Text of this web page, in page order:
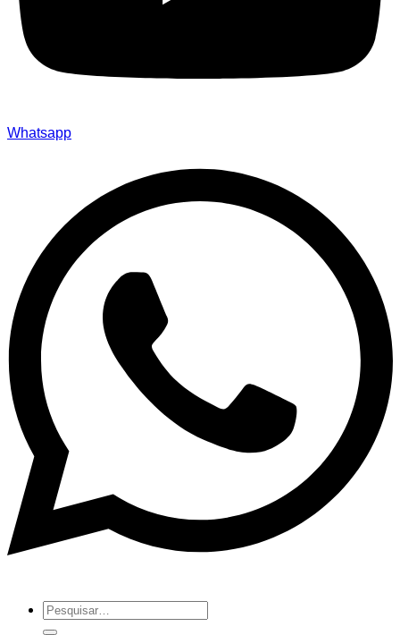
Whatsapp
Pesquisar
por: